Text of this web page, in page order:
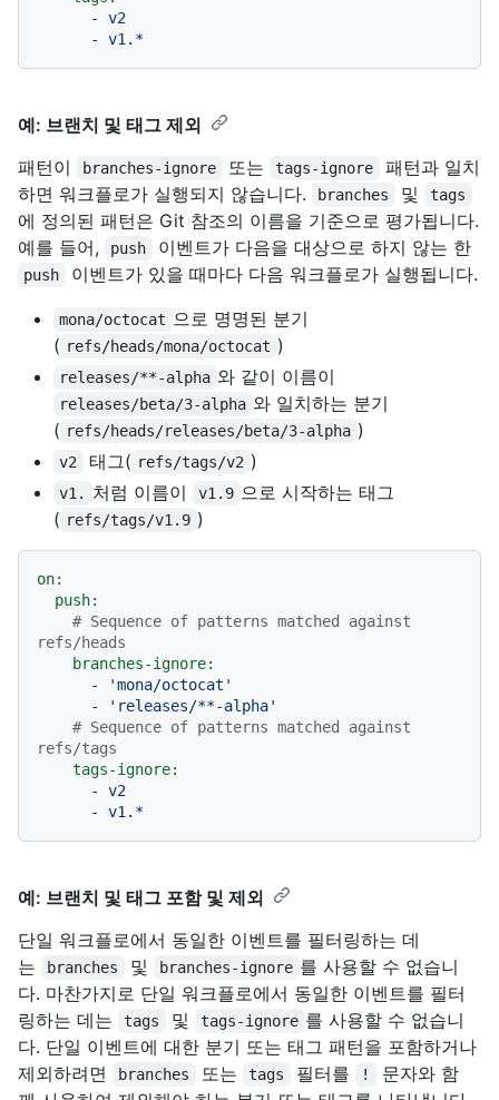
-
v2
-
v1.*
예: 브랜치 및 태그 제외
패턴이
branches-ignore 또는 tags-ignore
패턴과 일치
하면 워크플로가 실행되지 않습니다.
branches 및 tags
에 정의된 패턴은 Git 참조의 이름을 기준으로 평가됩니다.
예를 들어,
push 이벤트가 다음을 대상으로 하지 않는 한
push 이벤트가 있을 때마다 다음 워크플로가 실행됩니다.
mona/octocat 으로 명명된 분기
( refs/heads/mona/octocat )
releases/**-alpha 와 같이 이름이
releases/beta/3-alpha 와 일치하는 분기
( refs/heads/releases/beta/3-alpha )
v2 태그( refs/tags/v2 )
v1. 처럼 이름이 v1.9 으로 시작하는 태그
( refs/tags/v1.9 )
on:
push:
# Sequence of patterns matched against
refs/heads
branches-ignore:
-
'mona/octocat'
-
'releases/**-alpha'
# Sequence of patterns matched against
refs/tags
tags-ignore:
-
v2
-
v1.*
예: 브랜치 및 태그 포함 및 제외
단일 워크플로에서 동일한 이벤트를 필터링하는 데
는
branches 및 branches-ignore 를 사용할 수 없습니
다. 마찬가지로 단일 워크플로에서 동일한 이벤트를 필터
링하는 데는
tags 및 tags-ignore 를 사용할 수 없습니
다. 단일 이벤트에 대한 분기 또는 태그 패턴을 포함하거나
제외하려면
branches 또는 tags 필터를 !
문자와 함